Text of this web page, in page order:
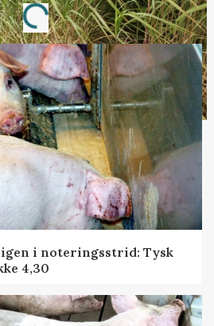
Loading...
i noteringsstrid: Tysk
4,30